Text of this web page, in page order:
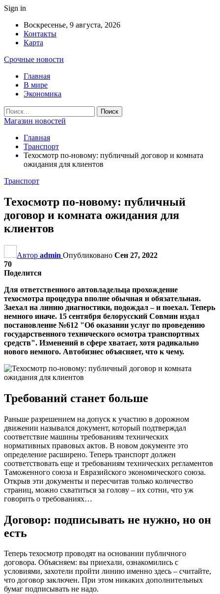
Sign in
Воскресенье, 9 августа, 2026
Контакты
Карта
Срочные новости
Главная
В мире
Экономика
Магазин новостей
Главная
Транспорт
Техосмотр по-новому: публичный договор и комната
ожидания для клиентов
Транспорт
Техосмотр по-новому: публичный
договор и комната ожидания для
клиентов
Автор admin Опубликовано Сен 27, 2022
70
Поделится
Для ответственного автовладельца прохождение
техосмотра процедура вполне обычная и обязательная.
Заехал на линию диагностики, подождал – и поехал. Теперь
немного иначе. 15 сентября белорусский Совмин издал
постановление №612 "Об оказании услуг по проведению
государственного технического осмотра транспортных
средств". Изменений в сфере хватает, хотя радикально
нового немного. Автобизнес объясняет, что к чему.
Требований станет больше
Раньше разрешением на допуск к участию в дорожном
движении назывался документ, который подтверждал
соответствие машины требованиям технических
нормативных правовых актов. В новом документе это
определение расширено. Теперь транспорт должен
соответствовать еще и требованиям технических регламентов
Таможенного союза и Евразийского экономического союза.
Открыв эти документы и пересчитав только количество
страниц, можно схватиться за голову – их сотни, что уж
говорить о требованиях…
Договор: подписывать не нужно, но он
есть
Теперь техосмотр проводят на основании публичного
договора. Объясняем: вы приехали, ознакомились с
условиями, захотели пройти линию именно здесь – считайте,
что договор заключен. При этом никаких дополнительных
бумаг подписывать не надо.